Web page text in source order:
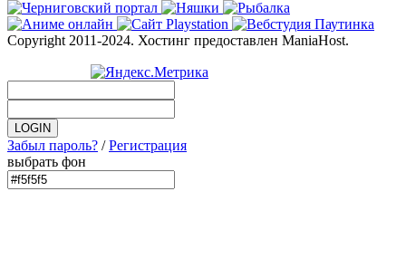
Copyright 2011-2024. Хостинг предоставлен ManiaHost.
Забыл пароль? /Регистрация
выбрать фон